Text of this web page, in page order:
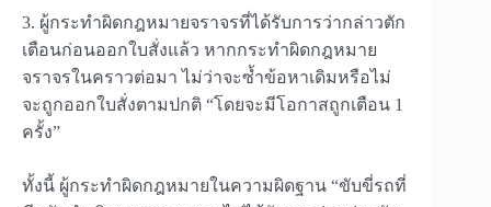
3. ผู้กระทำผิดกฎหมายจราจรที่ได้รับการว่ากล่าวตัก
เตือนก่อนออกใบสั่งแล้ว หากกระทำผิดกฎหมาย
จราจรในคราวต่อมา ไม่ว่าจะซ้ำข้อหาเดิมหรือไม่
จะถูกออกใบสั่งตามปกติ “โดยจะมีโอกาสถูกเตือน 1
ครั้ง”
ทั้งนี้ ผู้กระทำผิดกฎหมายในความผิดฐาน “ขับขี่รถที่